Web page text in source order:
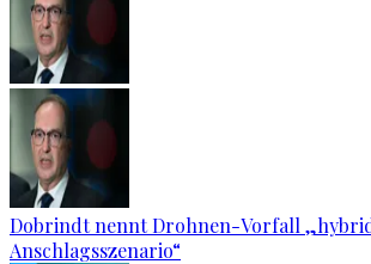
Dobrindt nennt Drohnen-Vorfall
Anschlagsszenario“